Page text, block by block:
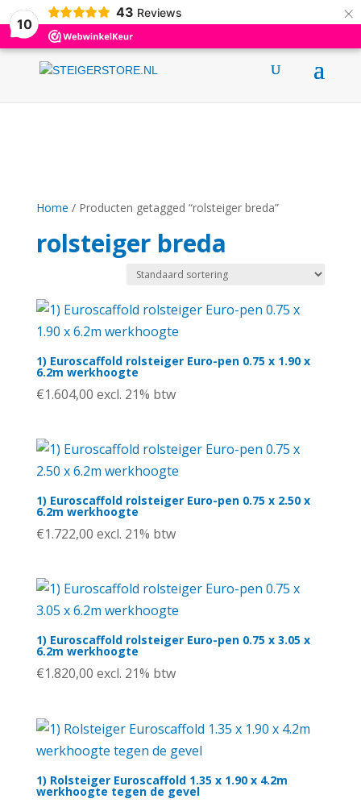
10
43 Reviews ×
0031 (0)6 12376695 info@steigerstore.nl
Home / Producten getagged “rolsteiger breda”
rolsteiger breda
1) Euroscaffold rolsteiger Euro-pen 0.75 x 1.90 x
6.2m werkhoogte
€1.604,00 excl. 21% btw
1) Euroscaffold rolsteiger Euro-pen 0.75 x 2.50 x
6.2m werkhoogte
€1.722,00 excl. 21% btw
1) Euroscaffold rolsteiger Euro-pen 0.75 x 3.05 x
6.2m werkhoogte
€1.820,00 excl. 21% btw
1) Rolsteiger Euroscaffold 1.35 x 1.90 x 4.2m
werkhoogte tegen de gevel